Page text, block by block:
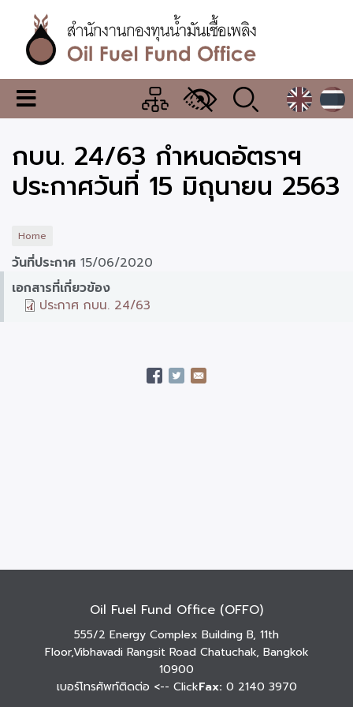
content
สำนักงาน
กองทุน
น้ำมัน
เชื้อ
เมนู
เปลี่ยน
แสดง
ผล
กบน. 24/63 กำหนดอัตราฯ
ประกาศวันที่ 15 มิถุนายน 2563
Home
วันที่ประกาศ 15/06/2020
เอกสารที่เกี่ยวข้อง
ประกาศ กบน. 24/63
Oil Fuel Fund Office (OFFO)
555/2 Energy Complex Building B, 11th
Floor,Vibhavadi Rangsit Road Chatuchak, Bangkok
10900
เบอร์โทรศัพท์ติดต่อ <-- ClickFax: 0 2140 3970